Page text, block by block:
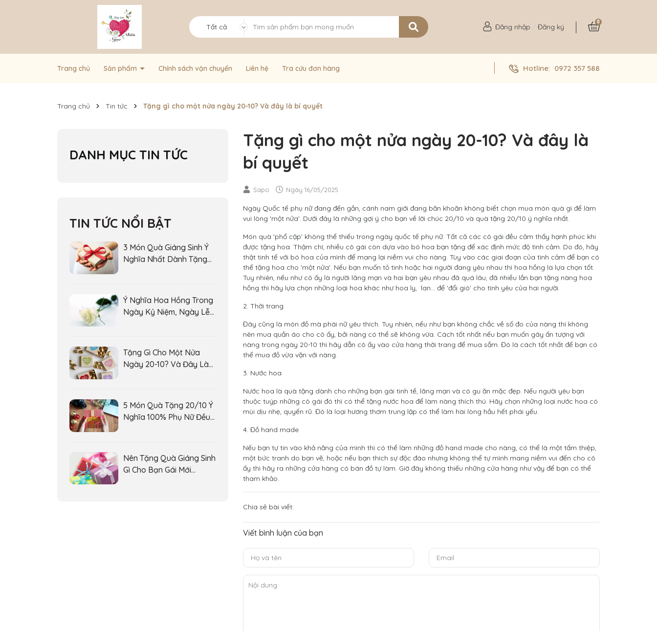
Tất cả Đăng nhập Đăng ký
0
Trang chủ Sản phẩm Chính sách vận chuyển Liên hệ Tra cứu đơn hàng Hotline: 0972 357 588
Trang chủ Tin tức Tặng gì cho một nửa ngày 20-10? Và đây là bí quyết
Tặng gì cho một nửa ngày 20-10? Và đây là
bí quyết
Sapo Ngày 16/05/2025
Ngày Quốc tế phụ nữ đang đến gần, cánh nam giới đang băn khoăn không biết chọn mua món quà gì để làm
vui lòng 'một nửa'. Dưới đây là những gợi ý cho bạn về lời chúc 20/10 và quà tặng 20/10 ý nghĩa nhất.
Món quà 'phổ cập' không thể thiếu trong ngày quốc tế phụ nữ. Tất cả các cô gái đều cảm thấy hạnh phúc khi
được tặng hoa. Thậm chí, nhiều cô gái còn dựa vào bó hoa bạn tặng để xác định mức độ tình cảm. Do đó, hãy
thật tinh tế với bó hoa của mình để mang lại niềm vui cho nàng. Tùy vào các giai đoạn của tình cảm để bạn có
thể tặng hoa cho 'một nửa'. Nếu bạn muốn tỏ tình hoặc hai người đang yêu nhau thì hoa hồng là lựa chọn tốt.
Tuy nhiên, nếu như cô ấy là người lãng mạn và hai bạn yêu nhau đã quá lâu, đã nhiều lần bạn tặng nàng hoa
hồng thì hãy lựa chọn những loại hoa khác như hoa ly, lan... để 'đổi gió' cho tình yêu của hai người.
2. Thời trang
Đây cũng là món đồ mà phái nữ yêu thích. Tuy nhiên, nếu như bạn không chắc về số đo của nàng thì không
nên mua quần áo cho cô ấy, bởi nàng có thể sẽ không vừa. Cách tốt nhất nếu bạn muốn gây ấn tượng với
nàng trong ngày 20-10 thì hãy dẫn cô ấy vào cửa hàng thời trang để mua sắm. Đó là cách tốt nhất để bạn có
thể mua đồ vừa vặn với nàng.
3. Nước hoa
Nước hoa là quà tặng dành cho những bạn gái tinh tế, lãng mạn và có gu ăn mặc đẹp. Nếu người yêu bạn
thuộc tuýp những cô gái đó thì có thể tặng nước hoa để làm nàng thích thú. Hãy chọn những loại nước hoa có
mùi dịu nhẹ, quyến rũ. Đó là loại hương thơm trung lập có thể làm hài lòng hầu hết phái yếu.
4. Đồ hand made
Nếu bạn tự tin vào khả năng của mình thì có thể làm những đồ hand made cho nàng, có thể là một tấm thiệp,
một bức tranh do bạn vẽ, hoặc nếu bạn thích sự độc đáo nhưng không thể tự mình mang niềm vui đến cho cô
ấy thì hãy ra những cửa hàng có bán đồ tự làm. Giờ đây không thiếu những cửa hàng như vậy để bạn có thể
tham khảo.
Chia sẻ bài viết:
Viết bình luận của bạn
DANH MỤC TIN TỨC
TIN TỨC NỔI BẬT
3 Món Quà Giáng Sinh Ý
Nghĩa Nhất Dành Tặng
Ý Nghĩa Hoa Hồng Trong
Ngày Kỷ Niệm, Ngày Lễ
Tặng Gì Cho Một Nửa
Ngày 20-10? Và Đây Là
5 Món Quà Tặng 20/10 Ý
Nghĩa 100% Phụ Nữ Đều
Nên Tặng Quà Giáng Sinh
Gì Cho Bạn Gái Mới